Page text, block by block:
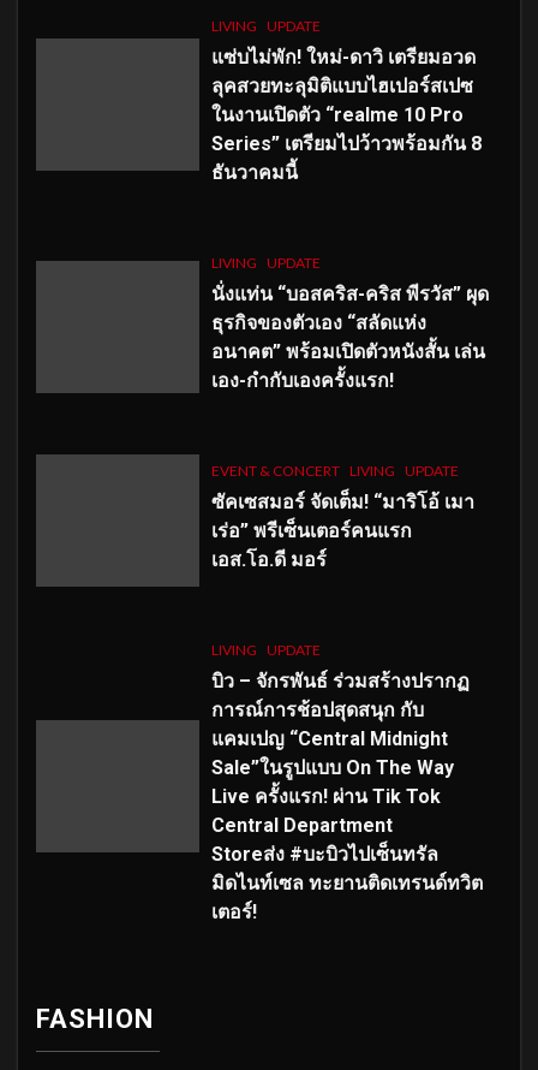
LIVING UPDATE
แซ่บไม่พัก! ใหม่-ดาวิ เตรียมอวด
ลุคสวยทะลุมิติแบบไฮเปอร์สเปซ
ในงานเปิดตัว “realme 10 Pro
Series” เตรียมไปว้าวพร้อมกัน 8
ธันวาคมนี้
LIVING UPDATE
นั่งแท่น “บอสคริส-คริส พีรวัส” ผุด
ธุรกิจของตัวเอง “สลัดแห่ง
อนาคต” พร้อมเปิดตัวหนังสั้น เล่น
เอง-กำกับเองครั้งแรก!
EVENT & CONCERT LIVING UPDATE
ซัคเซสมอร์ จัดเต็ม! “มาริโอ้ เมา
เร่อ” พรีเซ็นเตอร์คนแรก
เอส.โอ.ดี มอร์
LIVING UPDATE
บิว – จักรพันธ์ ร่วมสร้างปรากฏ
การณ์การช้อปสุดสนุก กับ
แคมเปญ “Central Midnight
Sale”ในรูปแบบ On The Way
Live ครั้งแรก! ผ่าน Tik Tok
Central Department
Storeส่ง #บะบิวไปเซ็นทรัล
มิดไนท์เซล ทะยานติดเทรนด์ทวิต
เตอร์!
FASHION